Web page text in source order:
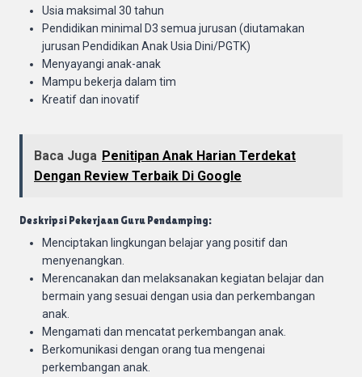
Usia maksimal 30 tahun
Pendidikan minimal D3 semua jurusan (diutamakan
jurusan Pendidikan Anak Usia Dini/PGTK)
Menyayangi anak-anak
Mampu bekerja dalam tim
Kreatif dan inovatif
Baca Juga Penitipan Anak Harian Terdekat
Dengan Review Terbaik Di Google
Deskripsi Pekerjaan Guru Pendamping:
Menciptakan lingkungan belajar yang positif dan
menyenangkan.
Merencanakan dan melaksanakan kegiatan belajar dan
bermain yang sesuai dengan usia dan perkembangan
anak.
Mengamati dan mencatat perkembangan anak.
Berkomunikasi dengan orang tua mengenai
perkembangan anak.